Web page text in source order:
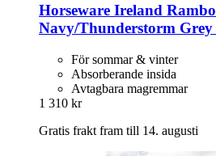
Horseware Ireland
Navy/Thunderstorm Grey
För sommar & vinter
Absorberande insida
Avtagbara magremmar
1 310 kr
Gratis frakt fram till 14. augusti